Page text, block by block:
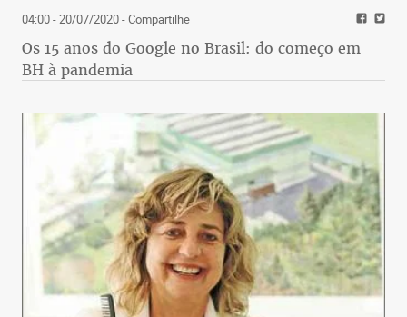
04:00 - 20/07/2020- Compartilhe
Os 15 anos do Google no Brasil: do começo em
BH à pandemia